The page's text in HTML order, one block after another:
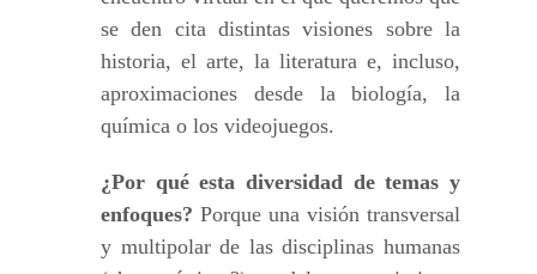
se den cita distintas visiones sobre la
historia, el arte, la literatura e, incluso,
aproximaciones desde la biología, la
química o los videojuegos.
¿Por qué esta diversidad de temas y
enfoques? Porque una visión transversal
y multipolar de las disciplinas humanas